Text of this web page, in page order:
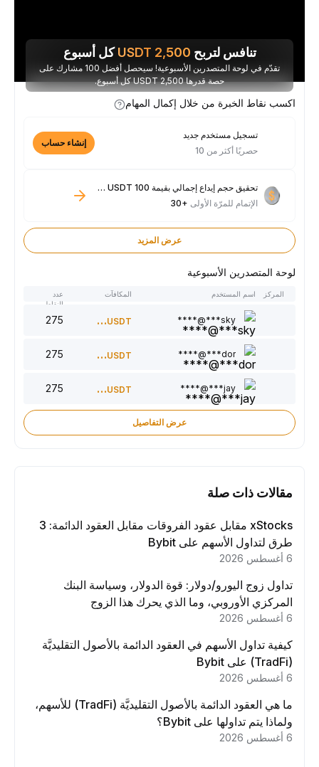
تنافس لتربح 2,500
USDTكل أسبوع
تقدّم في لوحة المتصدرين الأسبوعية! سيحصل أفضل 100 مشارك على
حصة قدرها 2,500 USDT كل أسبوع.
اكسب نقاط الخبرة من خلال إكمال المهام
تسجيل مستخدم جديد
حصريًا أكثر من 10
إنشاء حساب
تحقيق حجم إيداع إجمالي بقيمة 100 USDT فأكثر
الإتمام للمرّة الأولى+30
عرض المزيد
لوحة المتصدرين الأسبوعية
المركز اسم المستخدم المكافآت
النقاط
sky***@****
300USDT
dor***@****
220USDT
jay***@****
150USDT
عرض التفاصيل
مقالات ذات صلة
xStocks مقابل عقود الفروقات مقابل العقود الدائمة: 3
طرق لتداول الأسهم على Bybit
تداول زوج اليورو/دولار: قوة الدولار، وسياسة البنك
المركزي الأوروبي، وما الذي يحرك هذا الزوج
كيفية تداول الأسهم في العقود الدائمة بالأصول التقليديَّة
ما هي العقود الدائمة بالأصول التقليديَّة (TradFi) للأسهم،
ولماذا يتم تداولها على Bybit؟